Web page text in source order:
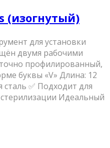
(изогнутый)
для установки
двумя рабочими
профилированный,
буквы «V» Длина: 12
✅ Подходит для
Идеальный